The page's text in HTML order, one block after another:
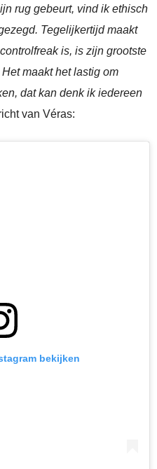
rug gebeurt, vind ik ethisch
Tegelijkertijd maakt
is, is zijn grootste
maakt het lastig om
dat kan denk ik iedereen
van Véras:
bekijken